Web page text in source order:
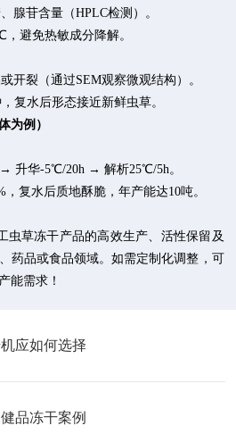
腺苷含量（HPLC检测）。
避免热敏成分降解。
开裂（通过SEM观察微观结构）。
复水后形态接近新鲜虫草。
为例）
升华-5℃/20h → 解析25℃/5h。
复水后质地酥脆，年产能达10吨。
虫草冻干产品的高效生产、活性保留及
药品或食品领域。如需定制化调整，可
能需求！
应如何选择
品冻干案例